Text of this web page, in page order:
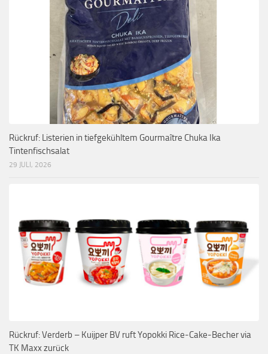
Rückruf: Listerien in tiefgekühltem Gourmaître Chuka Ika
Tintenfischsalat
29 JULI, 2026
Rückruf: Verderb – Kuijper BV ruft Yopokki Rice-Cake-Becher via
TK Maxx zurück